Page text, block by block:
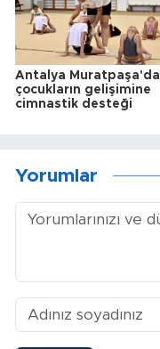
Antalya Muratpaşa'da
çocukların gelişimine
cimnastik desteği
Yorumlar